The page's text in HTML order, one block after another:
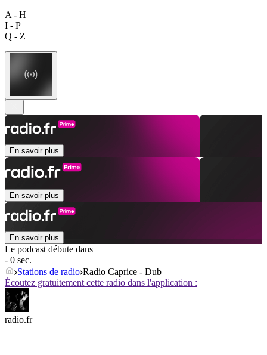
A - H
I - P
Q - Z
En savoir plus
En savoir plus
En savoir plus
Le podcast débute dans
- 0 sec.
Stations de radio Radio Caprice - Dub
Écoutez gratuitement cette radio dans l'application :
radio.fr